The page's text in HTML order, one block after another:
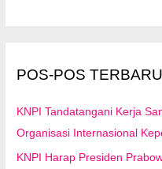
kPOS-POS TERBARU
KNPI Tandatangani Kerja
Organisasi Internasional
KNPI Harap Presiden